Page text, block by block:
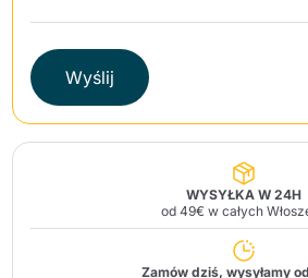
Wyślij
WYSYŁKA W 24H
od 49€ w całych
Zamów dziś, wysyłamy